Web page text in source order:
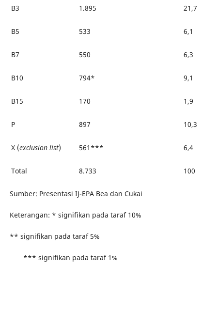
B3 1.895 21,7
B5 533 6,1
B7 550 6,3
B10 794* 9,1
B15 170 1,9
P 897 10,3
X (exclusion list) 561*** 6,4
Total 8.733 100
Sumber: Presentasi IJ-EPA Bea dan Cukai
Keterangan: * signifikan pada taraf 10%
** signifikan pada taraf 5%
*** signifikan pada taraf 1%